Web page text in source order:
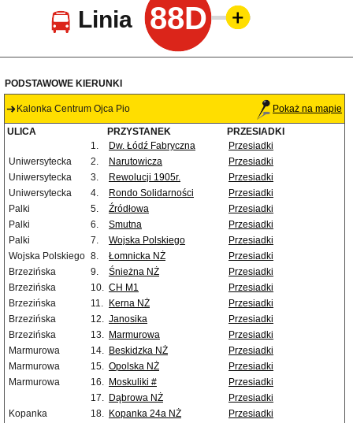
Linia 88D
PODSTAWOWE KIERUNKI
Kalonka Centrum Ojca Pio Pokaż na mapie
ULICA PRZYSTANEK
PRZESIADKI
1.
Dw. Łódź Fabryczna
Przesiadki
Uniwersytecka
2. Narutowicza
Przesiadki
Uniwersytecka
3. Rewolucji 1905r.
Przesiadki
Uniwersytecka
4. Rondo Solidarności
Przesiadki
Palki
5. Źródłowa
Przesiadki
Palki
6. Smutna
Przesiadki
Palki
7. Wojska Polskiego
Przesiadki
Wojska Polskiego 8. Łomnicka NŻ
Przesiadki
Brzezińska
9. Śnieżna NŻ
Przesiadki
Brzezińska
10. CH M1
Przesiadki
Brzezińska
11. Kerna NŻ
Przesiadki
Brzezińska
12. Janosika
Przesiadki
Brzezińska
13. Marmurowa
Przesiadki
Marmurowa
14. Beskidzka NŻ
Przesiadki
Marmurowa
15. Opolska NŻ
Przesiadki
Marmurowa
16. Moskuliki #
Przesiadki
17. Dąbrowa NŻ
Przesiadki
Kopanka
18. Kopanka 24a NŻ
Przesiadki